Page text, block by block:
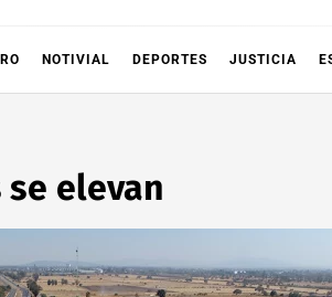
NOTIVIAL DEPORTES JUSTICIA
elevan